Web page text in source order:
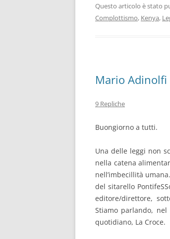
Questo articolo è stato
Complottismo, Kenya,
Mario Adinolfi
9 Repliche
Buongiorno a tutti.
Una delle leggi non
nella catena
nell’imbecillità
del sitarello
editore/direttore,
Stiamo parlando,
quotidiano, La Croce.